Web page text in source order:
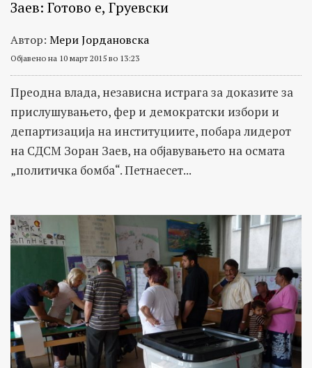
Заев: Готово е, Груевски
Автор: Мери Јордановска
Објавено на 10 март 2015 во 13:23
Преодна влада, независна истрага за доказите за
прислушувањето, фер и демократски избори и
департизација на институциите, побара лидерот
на СДСМ Зоран Заев, на објавувањето на осмата
„политичка бомба“. Петнаесет...